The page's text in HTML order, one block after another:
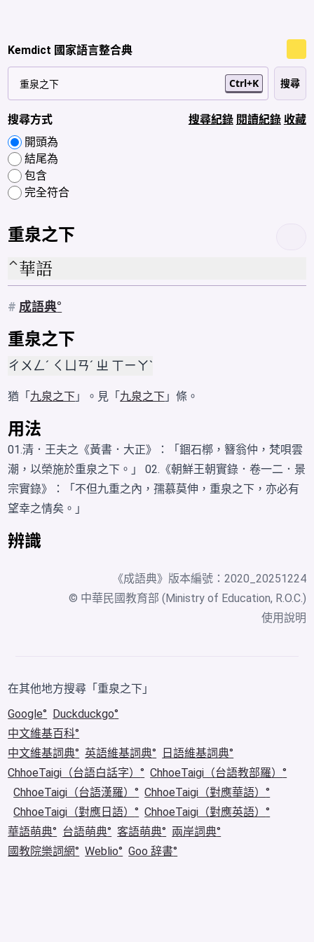
Kemdict 國家語言整合典
Ctrl+K
搜尋方式
開頭為
結尾為
包含
完全符合
搜尋紀錄 閱讀紀錄 收藏
重泉之下
華語
# 成語典
重泉之下
ㄔㄨㄥˊ ㄑㄩㄢˊ ㄓ ㄒㄧㄚˋ
猶「 九泉之下 」。見「 九泉之下 」條。
用法
01.清．王夫之《黃書．大正》：「錮石槨，簪翁仲，梵唄雲
潮，以榮施於重泉之下。」 02.《朝鮮王朝實錄．卷一二．景
宗實錄》：「不但九重之內，孺慕莫伸，重泉之下，亦必有
望幸之情矣。」
辨識
《成語典》版本編號：2020_20251224
© 中華民國教育部 (Ministry of Education, R.O.C.)
使用說明
在其他地方搜尋「重泉之下」
Google
Duckduckgo
中文維基百科
中文維基詞典
英語維基詞典
日語維基詞典
ChhoeTaigi（台語白話字）
ChhoeTaigi（台語教部羅）
ChhoeTaigi（台語漢羅）
ChhoeTaigi（對應華語）
ChhoeTaigi（對應日語）
ChhoeTaigi（對應英語）
華語萌典
台語萌典 客語萌典
兩岸詞典
國教院樂詞網
Weblio Goo 辞書